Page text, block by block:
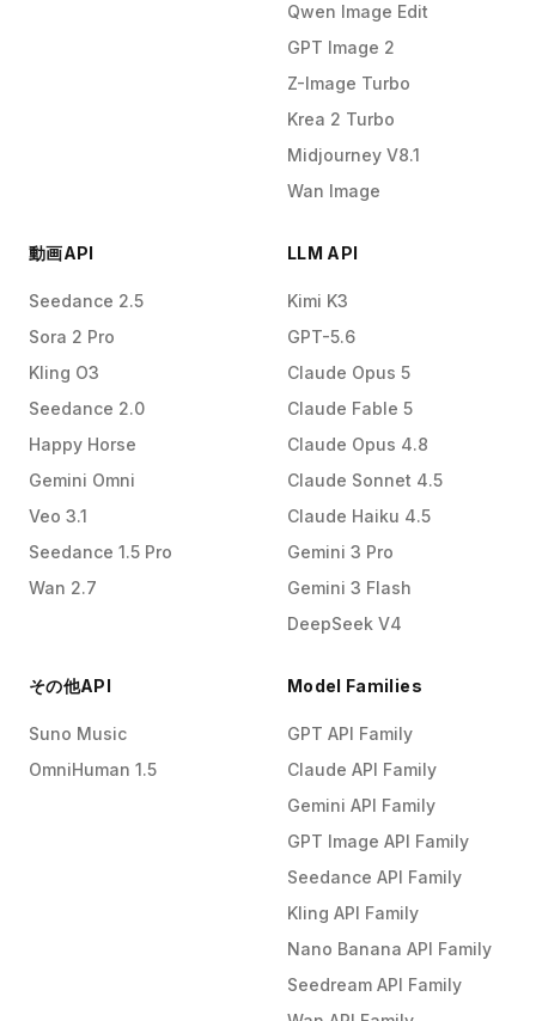
Qwen Image Edit
GPT Image 2
Z-Image Turbo
Krea 2 Turbo
Midjourney V8.1
Wan Image
動画API
Seedance 2.5
Sora 2 Pro
Kling O3
Seedance 2.0
Happy Horse
Gemini Omni
Veo 3.1
Seedance 1.5 Pro
Wan 2.7
LLM API
Kimi K3
GPT-5.6
Claude Opus 5
Claude Fable 5
Claude Opus 4.8
Claude Sonnet 4.5
Claude Haiku 4.5
Gemini 3 Pro
Gemini 3 Flash
DeepSeek V4
その他API
Suno Music
OmniHuman 1.5
Model Families
GPT API Family
Claude API Family
Gemini API Family
GPT Image API Family
Seedance API Family
Kling API Family
Nano Banana API Family
Seedream API Family